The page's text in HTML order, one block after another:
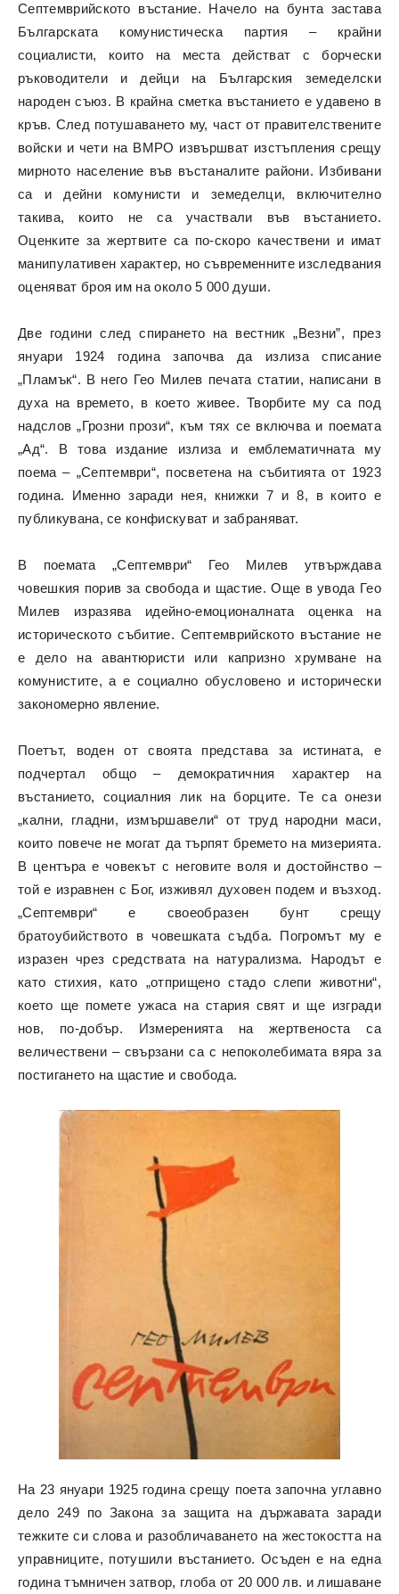
Септемврийското въстание. Начело на бунта застава
Българската комунистическа партия – крайни
социалисти, които на места действат с борчески
ръководители и дейци на Българския земеделски
народен съюз. В крайна сметка въстанието е удавено в
кръв. След потушаването му, част от правителствените
войски и чети на ВМРО извършват изстъпления срещу
мирното население във въстаналите райони. Избивани
са и дейни комунисти и земеделци, включително
такива, които не са участвали във въстанието.
Оценките за жертвите са по-скоро качествени и имат
манипулативен характер, но съвременните изследвания
оценяват броя им на около 5 000 души.
Две години след спирането на вестник „Везни”, през
януари 1924 година започва да излиза списание
„Пламък“. В него Гео Милев печата статии, написани в
духа на времето, в което живее. Творбите му са под
надслов „Грозни прози“, към тях се включва и поемата
„Ад“. В това издание излиза и емблематичната му
поема – „Септември“, посветена на събитията от 1923
година. Именно заради нея, книжки 7 и 8, в които е
публикувана, се конфискуват и забраняват.
В поемата „Септември“ Гео Милев утвърждава
човешкия порив за свобода и щастие. Още в увода Гео
Милев изразява идейно-емоционалната оценка на
историческото събитие. Септемврийското въстание не
е дело на авантюристи или капризно хрумване на
комунистите, а е социално обусловено и исторически
закономерно явление.
Поетът, воден от своята представа за истината, е
подчертал общо – демократичния характер на
въстанието, социалния лик на борците. Те са онези
„кални, гладни, измършавели“ от труд народни маси,
които повече не могат да търпят бремето на мизерията.
В центъра е човекът с неговите воля и достойнство –
той е изравнен с Бог, изживял духовен подем и възход.
„Септември“ е своеобразен бунт срещу
братоубийството в човешката съдба. Погромът му е
изразен чрез средствата на натурализма. Народът е
като стихия, като „отприщено стадо слепи животни“,
което ще помете ужаса на стария свят и ще изгради
нов, по-добър. Измеренията на жертвеноста са
величествени – свързани са с непоколебимата вяра за
постигането на щастие и свобода.
На 23 януари 1925 година срещу поета започна углавно
дело 249 по Закона за защита на държавата заради
тежките си слова и разобличаването на жестокостта на
управниците, потушили въстанието. Осъден е на една
година тъмничен затвор, глоба от 20 000 лв. и лишаване